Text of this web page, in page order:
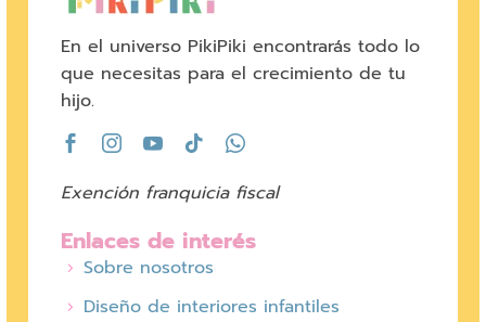
En el universo PikiPiki encontrarás todo lo
que necesitas para el crecimiento de tu
hijo.
Exención franquicia fiscal
Enlaces de interés
Sobre nosotros
Diseño de interiores infantiles